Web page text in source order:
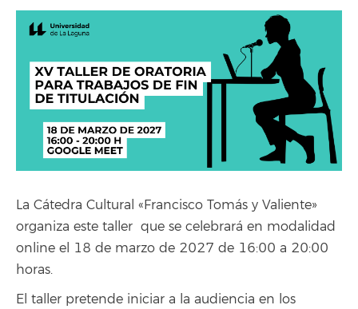
La Cátedra Cultural «Francisco Tomás y Valiente»
organiza este taller que se celebrará en modalidad
online el 18 de marzo de 2027 de 16:00 a 20:00
horas.
El taller pretende iniciar a la audiencia en los